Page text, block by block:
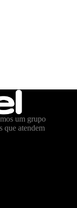
um grupo
que atendem